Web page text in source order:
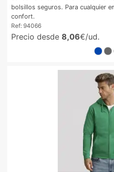
bolsillos seguros. Para cualquier
confort.
Ref: 94066
Precio desde 8,06€/ud.